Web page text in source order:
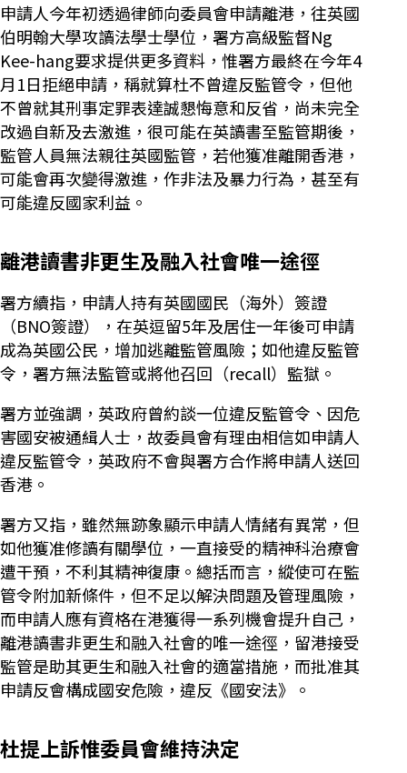
申請人今年初透過律師向委員會申請離港，往英國
伯明翰大學攻讀法學士學位，署方高級監督Ng
Kee-hang要求提供更多資料，惟署方最終在今年4
月1日拒絕申請，稱就算杜不曾違反監管令，但他
不曾就其刑事定罪表達誠懇悔意和反省，尚未完全
改過自新及去激進，很可能在英讀書至監管期後，
監管人員無法親往英國監管，若他獲准離開香港，
可能會再次變得激進，作非法及暴力行為，甚至有
可能違反國家利益。
離港讀書非更生及融入社會唯一途徑
署方續指，申請人持有英國國民（海外）簽證
（BNO簽證），在英逗留5年及居住一年後可申請
成為英國公民，增加逃離監管風險；如他違反監管
令，署方無法監管或將他召回（recall）監獄。
署方並強調，英政府曾約談一位違反監管令、因危
害國安被通緝人士，故委員會有理由相信如申請人
違反監管令，英政府不會與署方合作將申請人送回
香港。
署方又指，雖然無跡象顯示申請人情緒有異常，但
如他獲准修讀有關學位，一直接受的精神科治療會
遭干預，不利其精神復康。總括而言，縱使可在監
管令附加新條件，但不足以解決問題及管理風險，
而申請人應有資格在港獲得一系列機會提升自己，
離港讀書非更生和融入社會的唯一途徑，留港接受
監管是助其更生和融入社會的適當措施，而批准其
申請反會構成國安危險，違反《國安法》。
杜提上訴惟委員會維持決定